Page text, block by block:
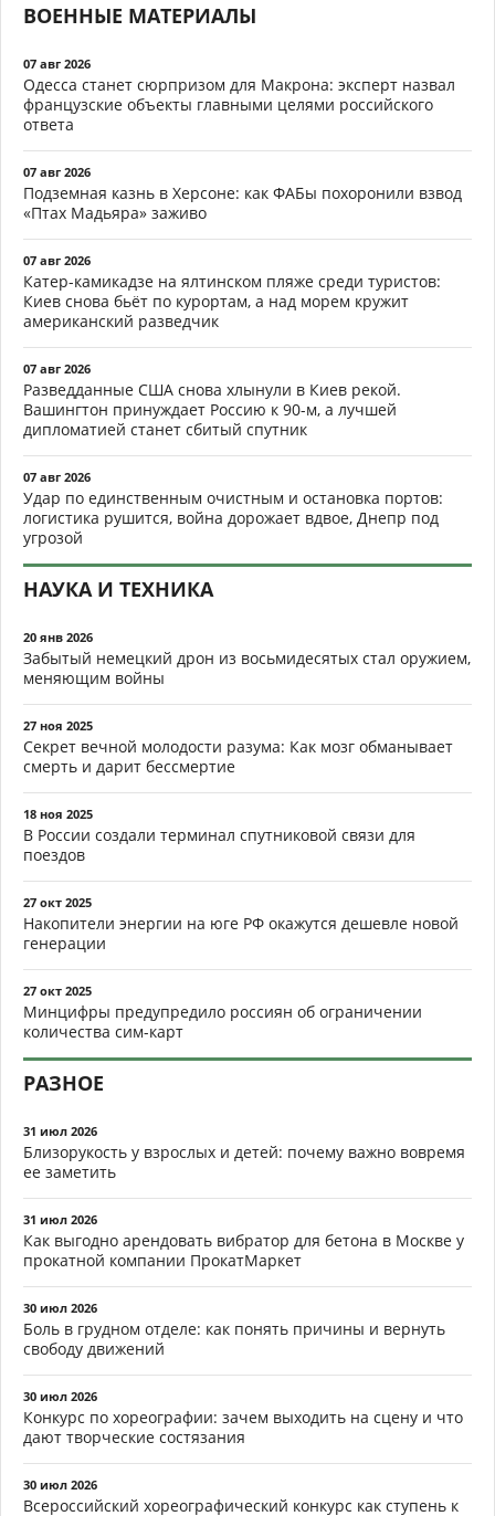
ВОЕННЫЕ МАТЕРИАЛЫ
07 авг 2026
Одесса станет сюрпризом для Макрона: эксперт назвал
французские объекты главными целями российского
ответа
07 авг 2026
Подземная казнь в Херсоне: как ФАБы похоронили взвод
«Птах Мадьяра» заживо
07 авг 2026
Катер-камикадзе на ялтинском пляже среди туристов:
Киев снова бьёт по курортам, а над морем кружит
американский разведчик
07 авг 2026
Разведданные США снова хлынули в Киев рекой.
Вашингтон принуждает Россию к 90-м, а лучшей
дипломатией станет сбитый спутник
07 авг 2026
Удар по единственным очистным и остановка портов:
логистика рушится, война дорожает вдвое, Днепр под
угрозой
НАУКА И ТЕХНИКА
20 янв 2026
Забытый немецкий дрон из восьмидесятых стал оружием,
меняющим войны
27 ноя 2025
Секрет вечной молодости разума: Как мозг обманывает
смерть и дарит бессмертие
18 ноя 2025
В России создали терминал спутниковой связи для
поездов
27 окт 2025
Накопители энергии на юге РФ окажутся дешевле новой
генерации
27 окт 2025
Минцифры предупредило россиян об ограничении
количества сим-карт
РАЗНОЕ
31 июл 2026
Близорукость у взрослых и детей: почему важно вовремя
ее заметить
31 июл 2026
Как выгодно арендовать вибратор для бетона в Москве у
прокатной компании ПрокатМаркет
30 июл 2026
Боль в грудном отделе: как понять причины и вернуть
свободу движений
30 июл 2026
Конкурс по хореографии: зачем выходить на сцену и что
дают творческие состязания
30 июл 2026
Всероссийский хореографический конкурс как ступень к